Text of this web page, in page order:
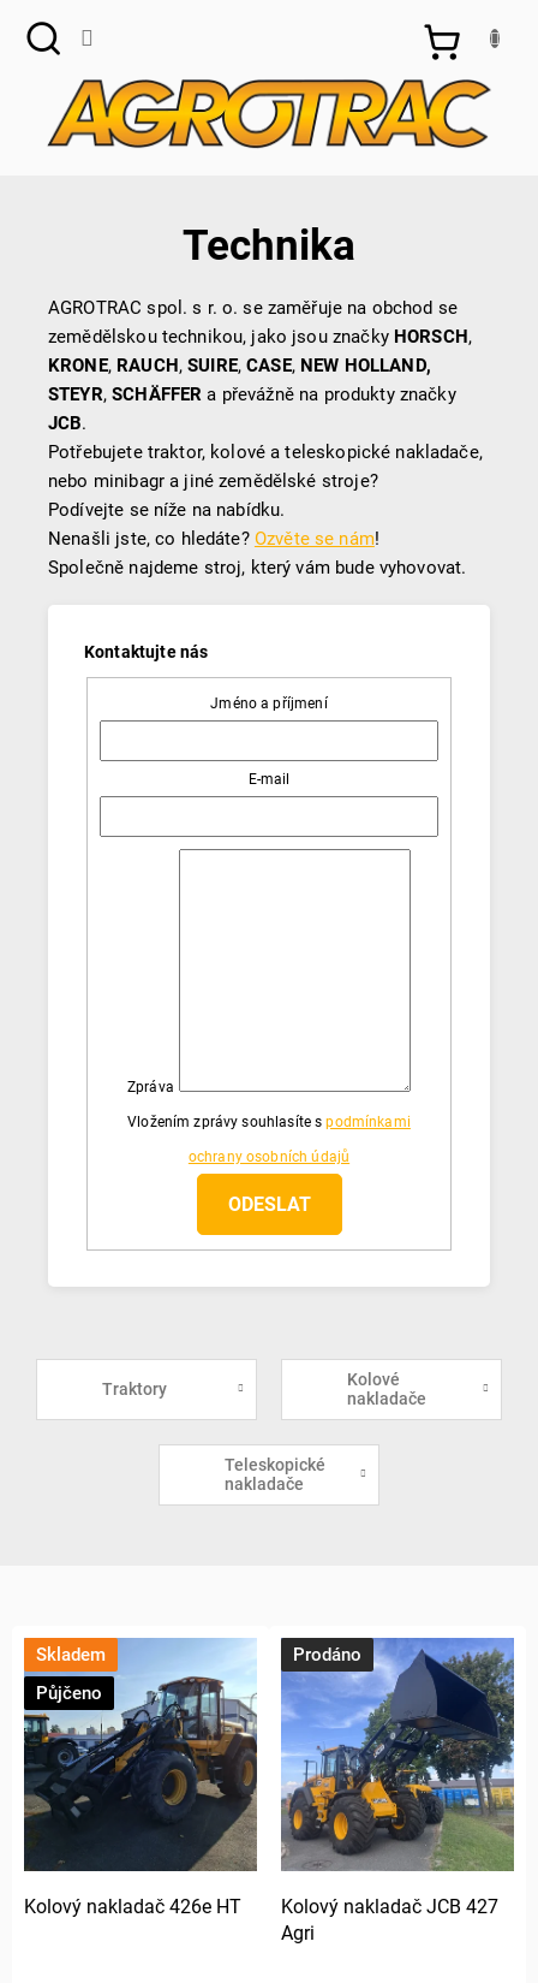
obsah
NÁKUPNÍ
KOŠÍK
Technika
AGROTRAC spol. s r. o. se zaměřuje na obchod se
zemědělskou technikou, jako jsou značky HORSCH,
KRONE, RAUCH,SUIRE,CASE, NEW HOLLAND,
STEYR,SCHÄFFER a převážně na produkty značky
JCB.
Potřebujete traktor, kolové a teleskopické nakladače,
nebo minibagr a jiné zemědělské stroje?
Podívejte se níže na nabídku.
Nenašli jste, co hledáte? Ozvěte se nám!
Společně najdeme stroj, který vám bude vyhovovat.
Jméno a příjmení
E-mail
Zpráva
Vložením zprávy souhlasíte spodmínkami
ochrany osobních údajů
Traktory
Kolové
nakladače
Teleskopické
nakladače
V
Skladem
Půjčeno
Kolový nakladač 426e HT
Prodáno
Kolový nakladač JCB 427
Agri